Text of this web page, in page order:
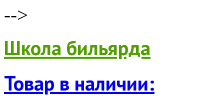
-->
Школа бильярда
Товар в наличии: